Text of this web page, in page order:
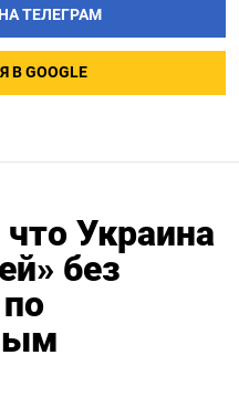
ТЕЛЕГРАМ
GOOGLE
Украина
без